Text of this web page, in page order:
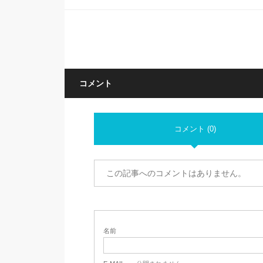
コメント
コメント (0)
この記事へのコメントはありません。
名前